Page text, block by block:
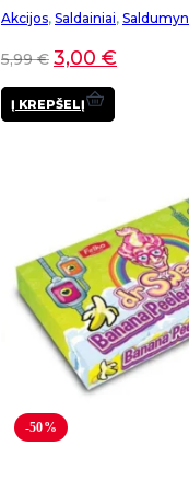
Akcijos, Saldainiai,
5,99€ 3,00 €
Į KREPŠELĮ
-50%